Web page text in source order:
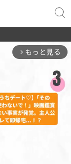
arrow_forward_ios もっと見る